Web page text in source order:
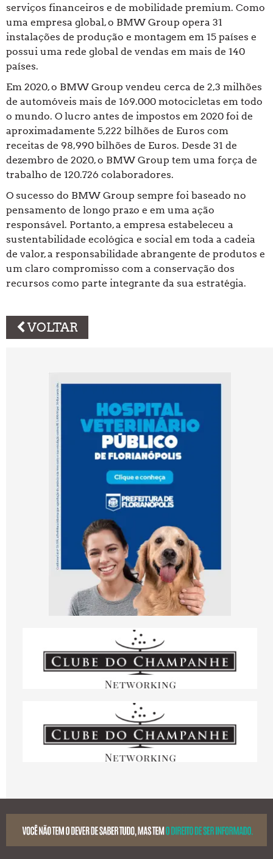
serviços financeiros e de mobilidade premium. Como
uma empresa global, o BMW Group opera 31
instalações de produção e montagem em 15 países e
possui uma rede global de vendas em mais de 140
países.
Em 2020, o BMW Group vendeu cerca de 2,3 milhões
de automóveis mais de 169.000 motocicletas em todo
o mundo. O lucro antes de impostos em 2020 foi de
aproximadamente 5,222 bilhões de Euros com
receitas de 98,990 bilhões de Euros. Desde 31 de
dezembro de 2020, o BMW Group tem uma força de
trabalho de 120.726 colaboradores.
O sucesso do BMW Group sempre foi baseado no
pensamento de longo prazo e em uma ação
responsável. Portanto, a empresa estabeleceu a
sustentabilidade ecológica e social em toda a cadeia
de valor, a responsabilidade abrangente de produtos e
um claro compromisso com a conservação dos
recursos como parte integrante da sua estratégia.
VOLTAR